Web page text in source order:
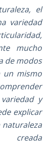
el
variedad
mucho
de modos
un mismo
y
explicar